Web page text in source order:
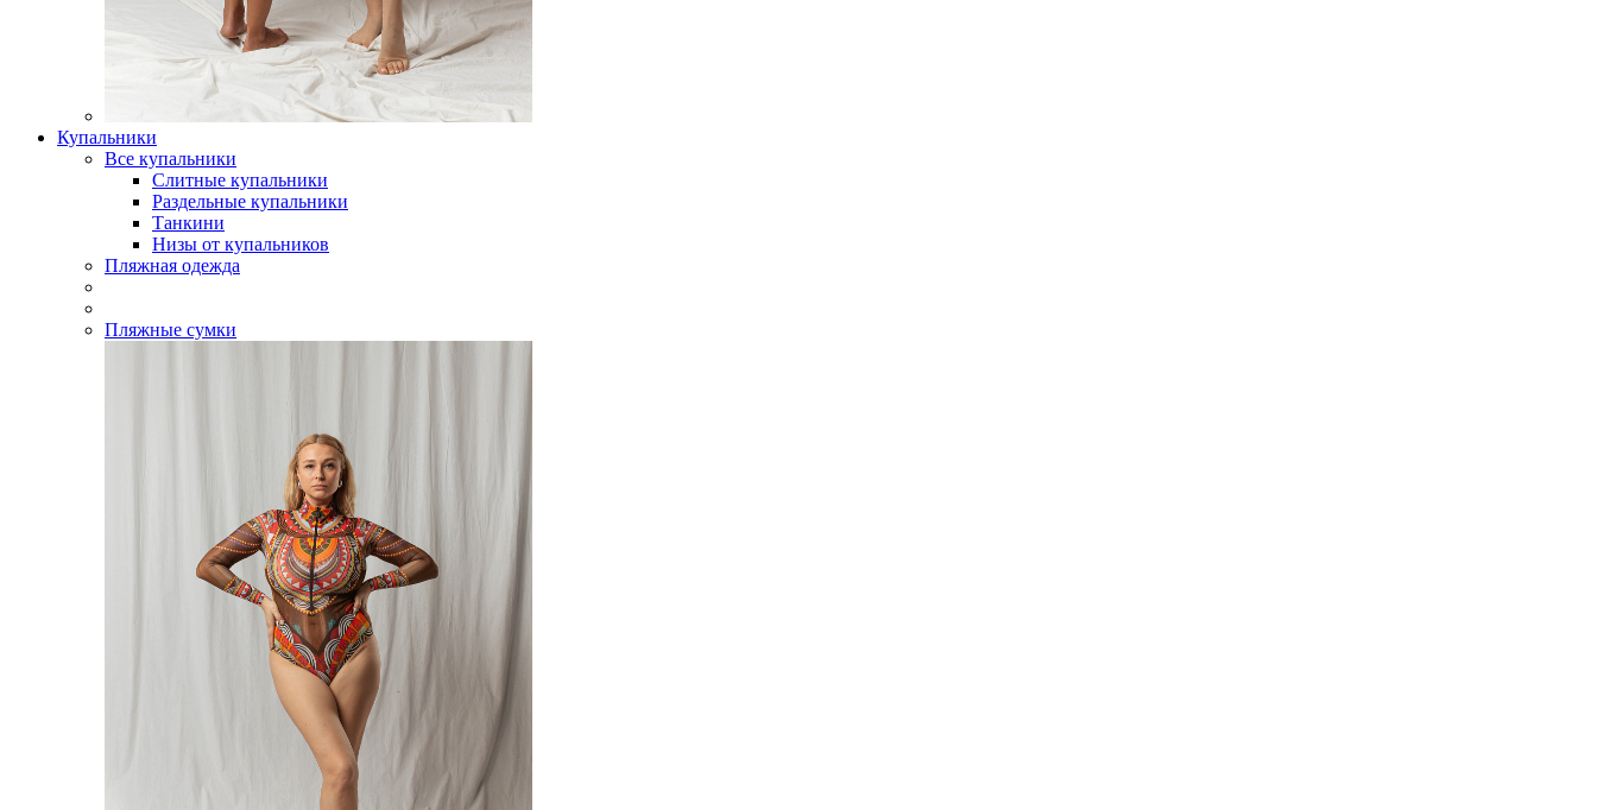
Купальники
Все купальники
Слитные купальники
Раздельные купальники
Танкини
Низы от купальников
Пляжная одежда
Пляжные сумки